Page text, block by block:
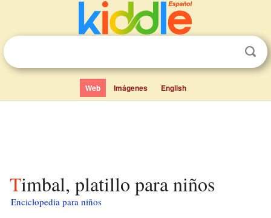
Web Imágenes English
Timbal, platillo para niños
Enciclopedia para niños